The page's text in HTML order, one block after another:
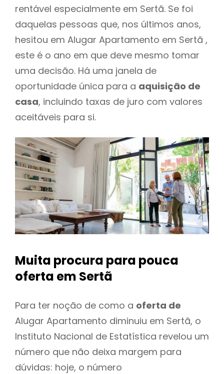
rentável especialmente em Sertã. Se foi
daquelas pessoas que, nos últimos anos,
hesitou em Alugar Apartamento em Sertã ,
este é o ano em que deve mesmo tomar
uma decisão. Há uma janela de
oportunidade única para a aquisição de
casa, incluindo taxas de juro com valores
aceitáveis para si.
Muita procura para pouca
oferta em Sertã
Para ter noção de como a oferta de
Alugar Apartamento diminuiu em Sertã, o
Instituto Nacional de Estatística revelou um
número que não deixa margem para
dúvidas: hoje, o número